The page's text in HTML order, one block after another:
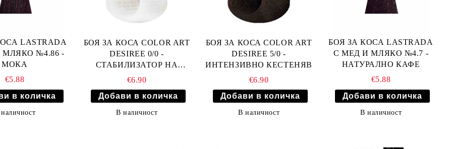
LASTRADA
№4.86 -
МОКА
€5.88
БОЯ ЗА КОСА COLOR ART
DESIREE 0/0 -
СТАБИЛИЗАТОР НА
ИЗРУСЯВАНЕ
€6.90
В наличност
БОЯ ЗА КОСА COLOR ART
DESIREE 5/0 -
ИНТЕНЗИВНО КЕСТЕНЯВ
€6.90
В наличност
БОЯ ЗА КОСА LASTRADA
С МЕД И МЛЯКО №4.7 -
НАТУРАЛНО КАФЕ
€5.88
В наличност